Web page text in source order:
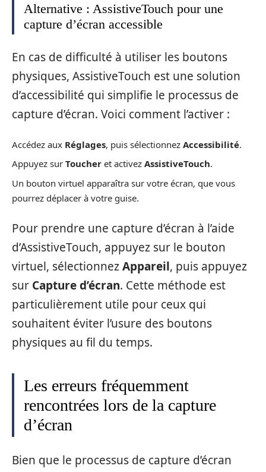
Alternative : AssistiveTouch pour une
capture d’écran accessible
En cas de difficulté à utiliser les boutons
physiques, AssistiveTouch est une solution
d’accessibilité qui simplifie le processus de
capture d’écran. Voici comment l’activer :
Accédez aux Réglages, puis sélectionnez Accessibilité.
Appuyez sur Toucher et activez AssistiveTouch.
Un bouton virtuel apparaîtra sur votre écran, que vous
pourrez déplacer à votre guise.
Pour prendre une capture d’écran à l’aide
d’AssistiveTouch, appuyez sur le bouton
virtuel, sélectionnezAppareil, puis appuyez
sur Capture d’écran. Cette méthode est
particulièrement utile pour ceux qui
souhaitent éviter l’usure des boutons
physiques au fil du temps.
Les erreurs fréquemment
rencontrées lors de la capture
d’écran
Bien que le processus de capture d’écran